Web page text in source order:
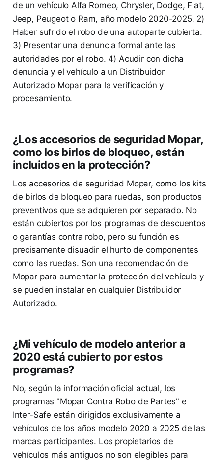
de un vehículo Alfa Romeo, Chrysler, Dodge, Fiat,
Jeep, Peugeot o Ram, año modelo 2020-2025. 2)
Haber sufrido el robo de una autoparte cubierta.
3) Presentar una denuncia formal ante las
autoridades por el robo. 4) Acudir con dicha
denuncia y el vehículo a un Distribuidor
Autorizado Mopar para la verificación y
procesamiento.
¿Los accesorios de seguridad Mopar,
como los birlos de bloqueo, están
incluidos en la protección?
Los accesorios de seguridad Mopar, como los kits
de birlos de bloqueo para ruedas, son productos
preventivos que se adquieren por separado. No
están cubiertos por los programas de descuentos
o garantías contra robo, pero su función es
precisamente disuadir el hurto de componentes
como las ruedas. Son una recomendación de
Mopar para aumentar la protección del vehículo y
se pueden instalar en cualquier Distribuidor
Autorizado.
¿Mi vehículo de modelo anterior a
2020 está cubierto por estos
programas?
No, según la información oficial actual, los
programas "Mopar Contra Robo de Partes" e
Inter-Safe están dirigidos exclusivamente a
vehículos de los años modelo 2020 a 2025 de las
marcas participantes. Los propietarios de
vehículos más antiguos no son elegibles para